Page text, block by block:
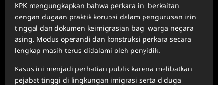
KPK mengungkapkan bahwa perkara ini berkaitan
dengan dugaan praktik korupsi dalam pengurusan izin
tinggal dan dokumen keimigrasian bagi warga negara
asing. Modus operandi dan konstruksi perkara secara
lengkap masih terus didalami oleh penyidik.
Kasus ini menjadi perhatian publik karena melibatkan
pejabat tinggi di lingkungan imigrasi serta diduga